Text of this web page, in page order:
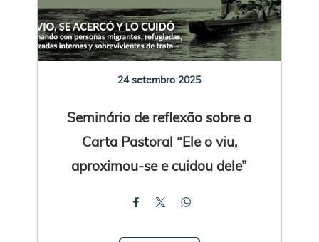
24 setembro 2025
Seminário de reflexão sobre a
Carta Pastoral “Ele o viu,
aproximou-se e cuidou dele”